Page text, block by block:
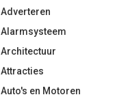
Adverteren
Alarmsysteem
Architectuur
Attracties
Auto's en Motoren